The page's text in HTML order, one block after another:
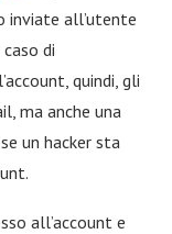
inviate all’utente
di
quindi, gli
ma anche una
un hacker sta
all’account e